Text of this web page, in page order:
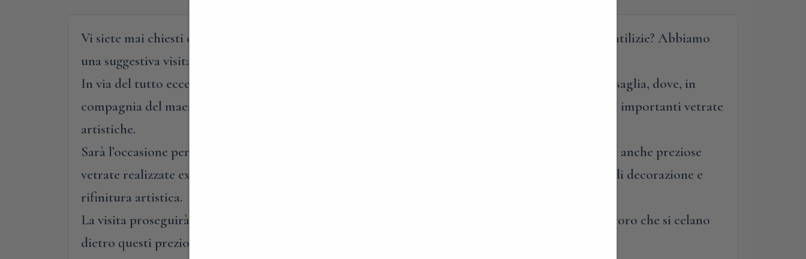
Vi siete mai chiesti come si realizzano le meravigliose vetrate decorate delle chiese e delle ville gentilizie? Abbiamo
una suggestiva visita che fa per voi.
In via del tutto eccezionale, vi accompagneremo nel laboratorio del vetratista Sante Pizzol di Missaglia, dove, in
compagnia del maestro avremo modo di scoprire la progettazione, la realizzazione e il restauro di importanti vetrate
artistiche.
Sarà l’occasione per ammirare le meravigliose opere dei secoli scorsi, restaurate dal sig. Pizzol, ma anche preziose
vetrate realizzate ex novo in maniera del tutto artigianale, secondo le molteplici e complesse fasi di decorazione e
rifinitura artistica.
La visita proseguirà poi negli spazi di produzione dove sarà possibile conoscere anche le fasi di lavoro che si celano
dietro questi preziosissimi capolavori in vetro, fatti di “luce e colori”, maestria e precisione….